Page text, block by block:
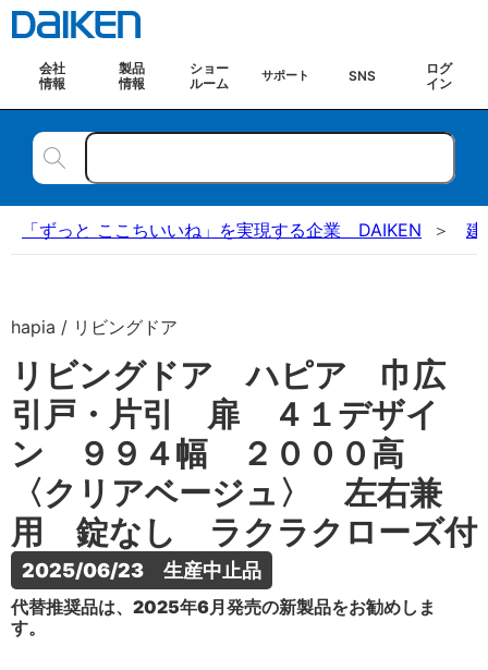
会社
情報
製品
情報
ショー
ルーム
サポート SNS
ログ
イン
「ずっと ここちいいね」を実現する企業 DAIKEN 建
hapia / リビングドア
リビングドア ハピア 巾広
引戸・片引 扉 ４１デザイ
ン ９９４幅 ２０００高
〈クリアベージュ〉 左右兼
用 錠なし ラクラクローズ付
2025/06/23　生産中止品
代替推奨品は、2025年6月発売の新製品をお勧めしま
す。